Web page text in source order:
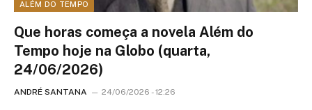
ALÉM DO TEMPO
Que horas começa a novela Além do
Tempo hoje na Globo (quarta,
24/06/2026)
ANDRÉ SANTANA 24/06/2026 - 12:26